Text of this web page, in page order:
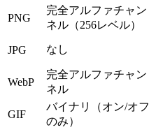
PNG
完全アルファチャン
ネル（256レベル）
JPG なし
WebP
完全アルファチャン
ネル
GIF
バイナリ（オン/オフ
のみ）